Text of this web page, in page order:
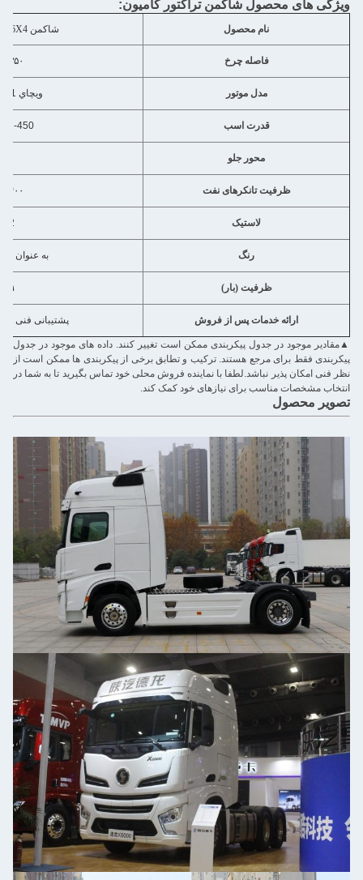
های محصول شاکمن تراکتور کامیون:
نام محصول شاکمن 4X2/6X4 تراکتور کامیون
فاصله چرخ
مدل موتور
قدرت اسب 351-450 اسب بخار
محور جلو
ظرفیت تانکرهای نفت
به عنوان
ظرفیت (بار)
ارائه خدمات پس از فروش پشتیبانی فنی ویدئویی،
موجود در جدول پیکربندی ممکن است تغییر کنند. داده های موجود در جدول
فقط برای مرجع هستند. ترکیب و تطابق برخی از پیکربندی ها ممکن است از
امکان پذیر نباشد.لطفا با نماینده فروش محلی خود تماس بگیرید تا به شما در
مشخصات مناسب برای نیازهای خود کمک کند.
محصول